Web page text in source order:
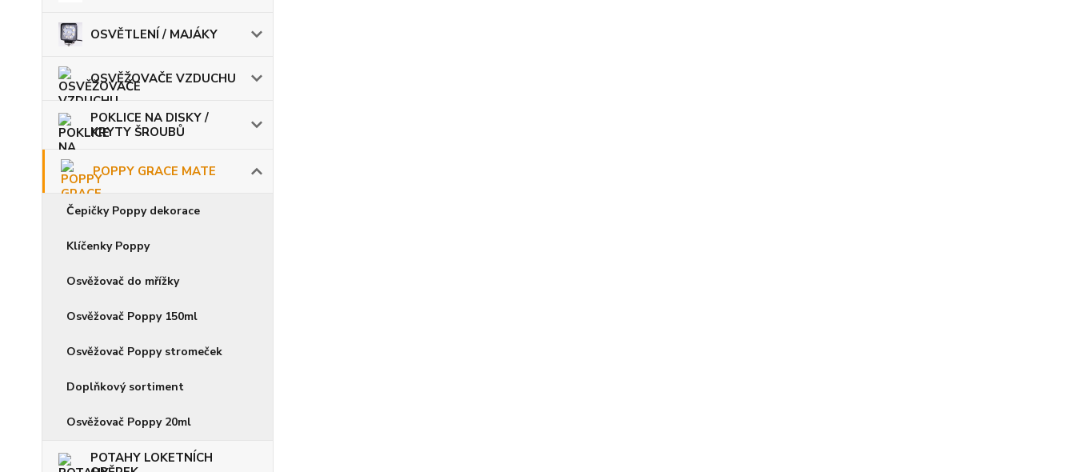
OSVĚTLENÍ / MAJÁKY
OSVĚŽOVAČE VZDUCHU
POKLICE NA DISKY /
KRYTY ŠROUBŮ
POPPY GRACE MATE
Čepičky Poppy dekorace
Klíčenky Poppy
Osvěžovač do mřížky
Osvěžovač Poppy 150ml
Osvěžovač Poppy stromeček
Doplňkový sortiment
Osvěžovač Poppy 20ml
POTAHY LOKETNÍCH